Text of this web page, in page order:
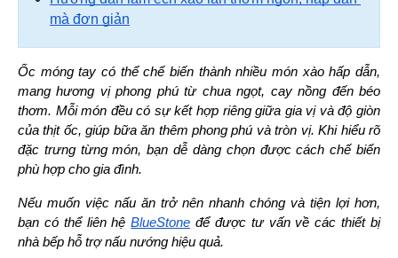
mà đơn giản
Ốc móng tay có thể chế biến thành nhiều món xào hấp dẫn,
mang hương vị phong phú từ chua ngọt, cay nồng đến béo
thơm. Mỗi món đều có sự kết hợp riêng giữa gia vị và độ giòn
của thịt ốc, giúp bữa ăn thêm phong phú và tròn vị. Khi hiểu rõ
đặc trưng từng món, bạn dễ dàng chọn được cách chế biến
phù hợp cho gia đình.
Nếu muốn việc nấu ăn trở nên nhanh chóng và tiện lợi hơn,
bạn có thể liên hệ BlueStone để được tư vấn về các thiết bị
nhà bếp hỗ trợ nấu nướng hiệu quả.